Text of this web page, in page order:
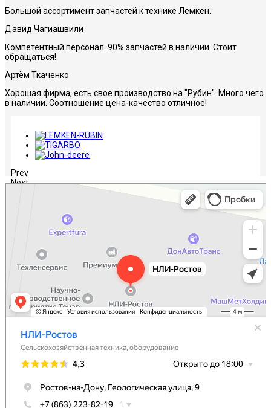
Большой ассортимент запчастей к технике Лемкен.
Давид Чагиашвили
Компетентный персонал. 90% запчастей в наличии. Стоит
обращаться!
Артём Ткаченко
Хорошая фирма, есть свое производство на "Рубин". Много чего
в наличии. Соотношение цена-качество отличное!
Prev
Next
НЛИ-Ростов
Сельскохозяйственная техника, оборудование в Ростове‑на‑Дону